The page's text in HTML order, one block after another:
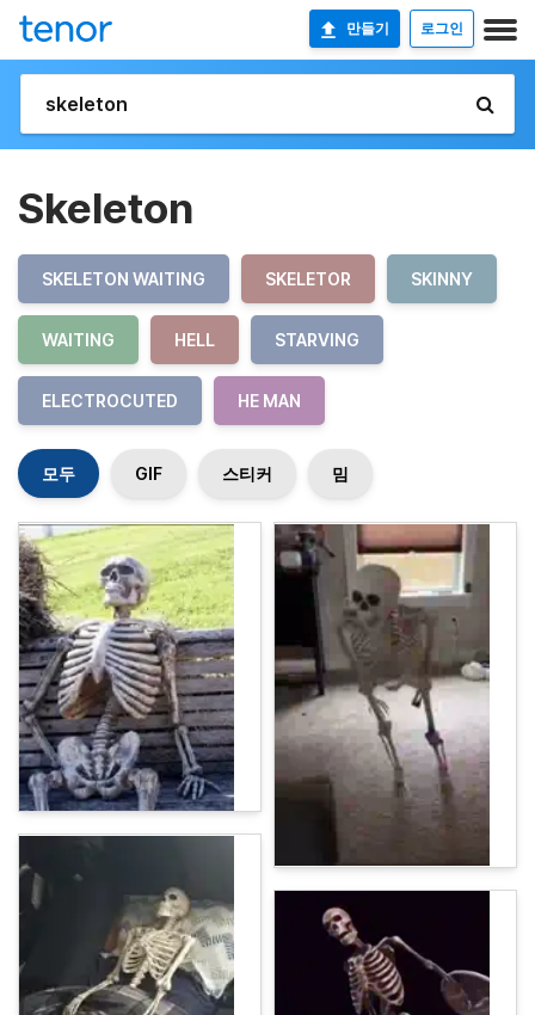
만들기 로그인
Skeleton
SKELETON WAITING SKELETOR SKINNY
WAITING HELL STARVING
ELECTROCUTED HE MAN
모두 GIF 스티커 밈